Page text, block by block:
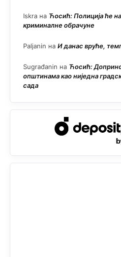
Iskra на Ћосић: Полиција ће
криминалне обрачуне
Paljanin на И данас вруће,
Sugrađanin на Ћосић:
општинама као ниједна
сада